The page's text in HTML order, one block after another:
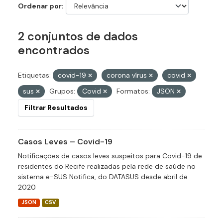
Ordenar por
2 conjuntos de dados
encontrados
Etiquetas: covid-19 corona vírus
covid
sus
Grupos: Covid Formatos:
JSON
Filtrar Resultados
Casos Leves – Covid-19
Notificações de casos leves suspeitos para Covid-19 de
residentes do Recife realizadas pela rede de saúde no
sistema e-SUS Notifica, do DATASUS desde abril de
2020
JSON CSV